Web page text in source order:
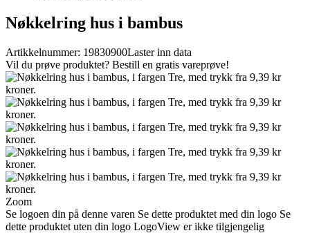
Nøkkelring hus i bambus
Artikkelnummer: 19830900Laster inn data
Vil du prøve produktet? Bestill en gratis vareprøve!
Zoom
Se logoen din på denne varen Se dette produktet med din logo Se
dette produktet uten din logo LogoView er ikke tilgjengelig